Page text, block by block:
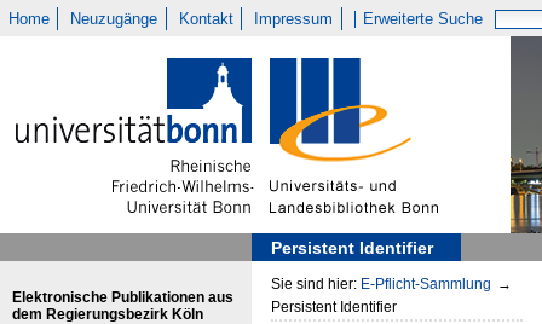
Home Neuzugänge Kontakt Impressum Erweiterte Suche
Persistent Identifier
Elektronische Publikationen aus
dem Regierungsbezirk Köln
Sie sind hier: E-Pflicht-Sammlung →
Persistent Identifier